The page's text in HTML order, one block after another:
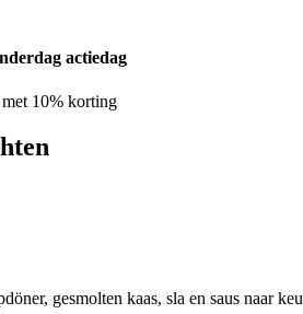
actiedag
met 10% korting
gesmolten kaas, sla en saus naar